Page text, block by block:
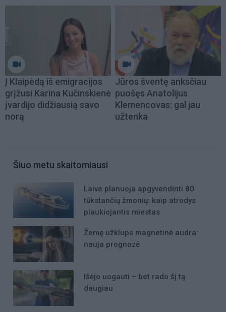
Į Klaipėdą iš emigracijos
grįžusi Karina Kučinskienė
įvardijo didžiausią savo
norą
Jūros šventę anksčiau
puošęs Anatolijus
Klemencovas: gal jau
užtenka
Šiuo metu skaitomiausi
Laive planuoja apgyvendinti 80
tūkstančių žmonių: kaip atrodys
plaukiojantis miestas
Žemę užklups magnetinė audra:
nauja prognozė
Išėjo uogauti – bet rado šį tą
daugiau